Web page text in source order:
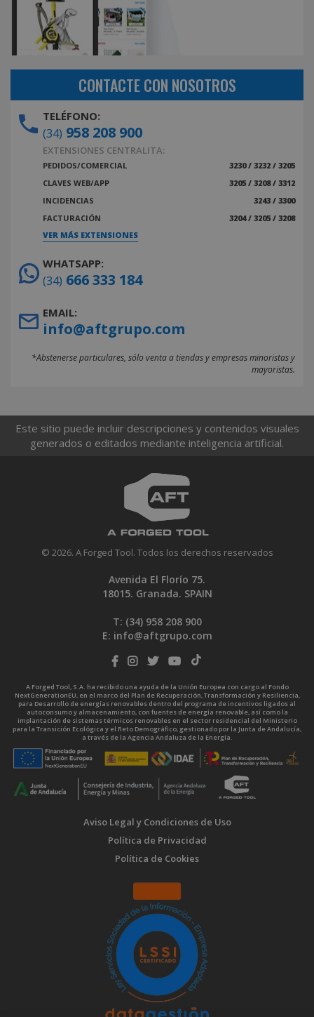
CONTACTE CON NOSOTROS
TELÉFONO:
(34) 958 208 900
EXTENSIONES CENTRALITA:
PEDIDOS/COMERCIAL
3230 / 3232 / 3205
CLAVES WEB/APP
3205 / 3208 / 3312
INCIDENCIAS
3243 / 3300
FACTURACIÓN
3204 / 3205 / 3208
VER MÁS EXTENSIONES
WHATSAPP:
(34) 666 333 184
EMAIL:
info@aftgrupo.com
*Abstenerse particulares, sólo venta a tiendas y empresas minoristas y
mayoristas.
Este sitio puede incluir descripciones y contenidos visuales
generados o editados mediante inteligencia artificial.
© 2026. A Forged Tool. Todos los derechos reservados
Avenida El Florío 75.
18015. Granada. SPAIN
T: (34) 958 208 900
E: info@aftgrupo.com
A Forged Tool, S.A. ha recibido una ayuda de la Unión Europea con cargo al Fondo
NextGenerationEU, en el marco del Plan de Recuperación, Transformación y Resiliencia,
para Desarrollo de energías renovables dentro del programa de incentivos ligados al
autoconsumo y almacenamiento, con fuentes de energía renovable, así como la
implantación de sistemas térmicos renovables en el sector residencial del Ministerio
para la Transición Ecológica y el Reto Demográfico, gestionado por la Junta de Andalucía,
a través de la Agencia Andaluza de la Energía.
Aviso Legal y Condiciones de Uso
Política de Privacidad
Política de Cookies